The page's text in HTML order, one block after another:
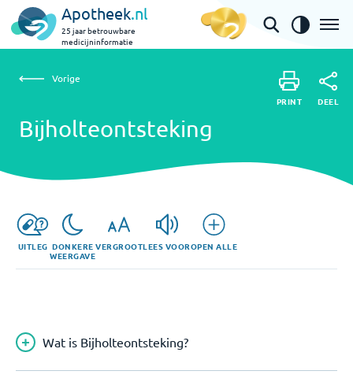
Apotheek.nl
25 jaar betrouwbare
medicijninformatie
Bijholteontsteking
Vorige
Bijholteontsteking
PRINT DEEL
UITLEG DONKERE
WEERGAVE
VERGROOTLEES VOOROPEN ALLE
Wat is Bijholteontsteking?